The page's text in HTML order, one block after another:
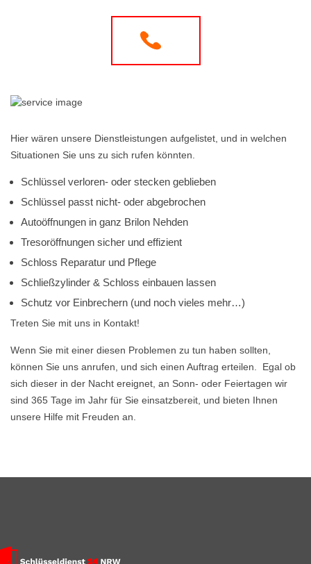
Hier wären unsere Dienstleistungen aufgelistet, und in welchen
Situationen Sie uns zu sich rufen könnten.
Schlüssel verloren- oder stecken geblieben
Schlüssel passt nicht- oder abgebrochen
Autoöffnungen in ganz Brilon Nehden
Tresoröffnungen sicher und effizient
Schloss Reparatur und Pflege
Schließzylinder & Schloss einbauen lassen
Schutz vor Einbrechern (und noch vieles mehr…)
Treten Sie mit uns in Kontakt!
Wenn Sie mit einer diesen Problemen zu tun haben sollten,
können Sie uns anrufen, und sich einen Auftrag erteilen. Egal ob
sich dieser in der Nacht ereignet, an Sonn- oder Feiertagen wir
sind 365 Tage im Jahr für Sie einsatzbereit, und bieten Ihnen
unsere Hilfe mit Freuden an.